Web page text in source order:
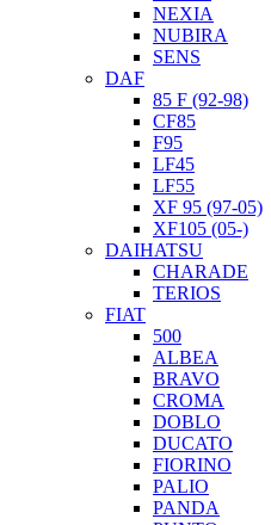
NEXIA
NUBIRA
SENS
DAF
85 F (92-98)
CF85
F95
LF45
LF55
XF 95 (97-05)
XF105 (05-)
DAIHATSU
CHARADE
TERIOS
FIAT
500
ALBEA
BRAVO
CROMA
DOBLO
DUCATO
FIORINO
PALIO
PANDA